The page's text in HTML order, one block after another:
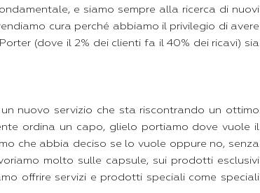
e siamo sempre alla ricerca di nuovi
cura perché abbiamo il privilegio di avere
(dove il 2% dei clienti fa il 40% dei ricavi) sia
nuovo servizio che sta riscontrando un ottimo
ordina un capo, glielo portiamo dove vuole il
che abbia deciso se lo vuole oppure no, senza
molto sulle capsule, sui prodotti esclusivi
offrire servizi e prodotti speciali come speciali